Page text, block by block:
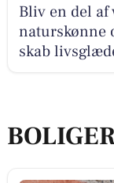
Bliv en del af
naturskønne
skab